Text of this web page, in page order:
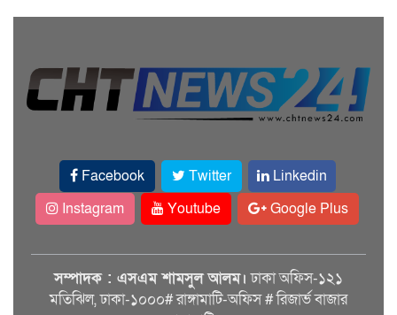
Facebook Twitter
Linkedin
Instagram
Youtube Google Plus
সম্পাদক : এসএম শামসুল আলম। ঢাকা অফিস-১২১
মতিঝিল, ঢাকা-১০০০# রাঙ্গামাটি-অফিস # রিজার্ভ বাজার